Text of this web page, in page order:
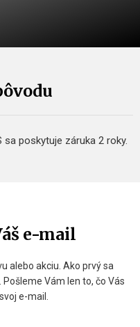
sa poskytuje záruka 2 roky.
e-mail
alebo akciu. Ako prvý sa
Vám len to, čo Vás
e-mail.